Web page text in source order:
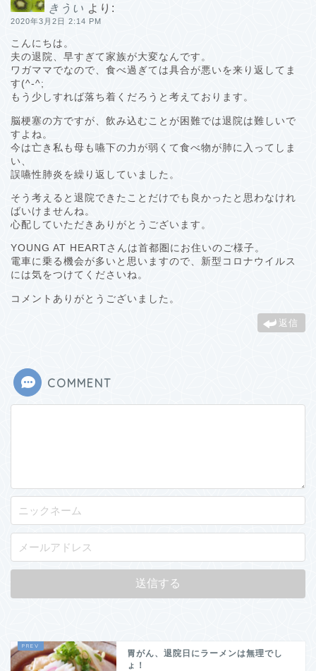
きうい より:
2020年3月2日 2:14 PM
こんにちは。
夫の退院、早すぎて家族が大変なんです。
ワガママでなので、食べ過ぎては具合が悪いを来り返してま
す(^-^;
もう少しすれば落ち着くだろうと考えております。
脳梗塞の方ですが、飲み込むことが困難では退院は難しいで
すよね。
今は亡き私も母も嚥下の力が弱くて食べ物が肺に入ってしま
い、
誤嚥性肺炎を繰り返していました。
そう考えると退院できたことだけでも良かったと思わなけれ
ばいけませんね。
心配していただきありがとうございます。
YOUNG AT HEARTさんは首都圏にお住いのご様子。
電車に乗る機会が多いと思いますので、新型コロナウイルス
には気をつけてくださいね。
コメントありがとうございました。
返信
COMMENT
胃がん、退院日にラーメンは無理でし
ょ！